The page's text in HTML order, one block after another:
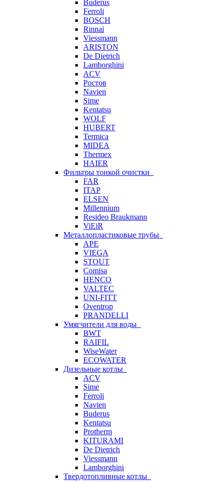
Buderus
Ferroli
BOSCH
Rinnai
Viessmann
ARISTON
De Dietrich
Lamborghini
ACV
Ростов
Navien
Sime
Kentatsu
WOLF
HUBERT
Termica
MIDEA
Thermex
HAIER
Фильтры тонкой очистки
FAR
ITAP
ELSEN
Millennium
Resideo Braukmann
ViEiR
Металлопластиковые трубы
APE
VIEGA
STOUT
Comisa
HENCO
VALTEC
UNI-FITT
Oventrop
PRANDELLI
Умягчители для воды
BWT
RAIFIL
WiseWater
ECOWATER
Дизельные котлы
ACV
Sime
Ferroli
Navien
Buderus
Kentatsu
Protherm
KITURAMI
De Dietrich
Viessmann
Lamborghini
Твердотопливные котлы